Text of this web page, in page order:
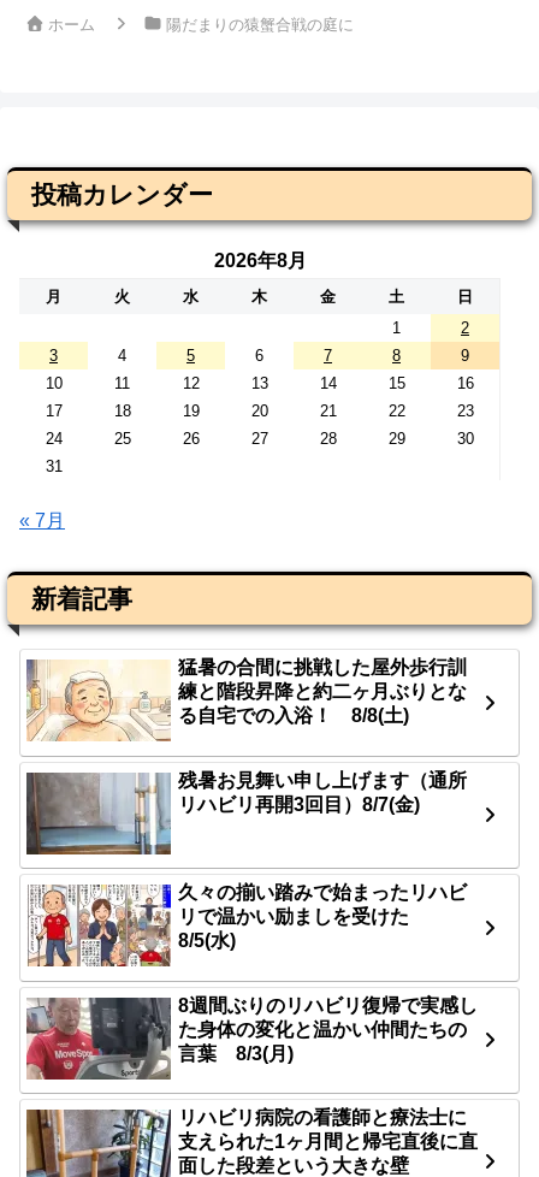
ホーム 陽だまりの猿蟹合戦の庭に
投稿カレンダー
2026年8月
月 火 水 木 金 土
日
1
2
3
4 5 6 7 8
9
10
11 12 13 14 15
16
17
18 19 20 21 22
23
24
25 26 27 28 29
30
31
« 7月
新着記事
猛暑の合間に挑戦した屋外歩行訓
練と階段昇降と約二ヶ月ぶりとな
る自宅での入浴！ 8/8(土)
残暑お見舞い申し上げます（通所
リハビリ再開3回目）8/7(金)
久々の揃い踏みで始まったリハビ
リで温かい励ましを受けた
8/5(水)
8週間ぶりのリハビリ復帰で実感し
た身体の変化と温かい仲間たちの
言葉 8/3(月)
リハビリ病院の看護師と療法士に
支えられた1ヶ月間と帰宅直後に直
面した段差という大きな壁